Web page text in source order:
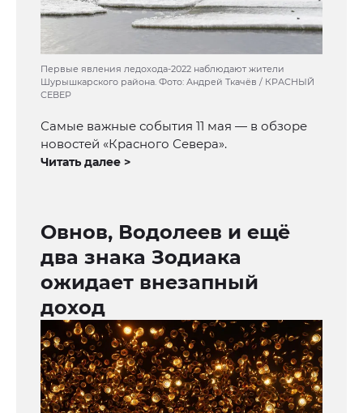
Первые явления ледохода-2022 наблюдают жители
Шурышкарского района. Фото: Андрей Ткачёв / КРАСНЫЙ
СЕВЕР
Самые важные события 11 мая — в обзоре
новостей «Красного Севера».
Читать далее >
Овнов, Водолеев и ещё
два знака Зодиака
ожидает внезапный
доход